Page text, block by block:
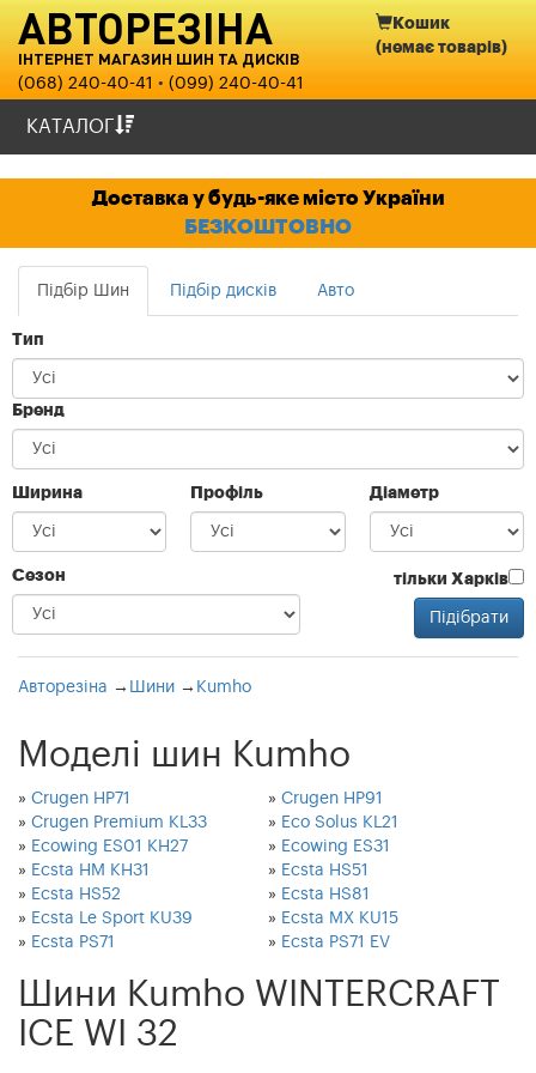
АВТОРЕЗІНА
ІНТЕРНЕТ МАГАЗИН ШИН ТА ДИСКІВ
Кошик
(немає товарів)
(068) 240-40-41 • (099) 240-40-41
КАТАЛОГ
ШИНИ
ОПЛАТА ТА ДОСТАВКА
КОНТАКТИ
Доставка у будь-яке місто України
БЕЗКОШТОВНО
Підбір Шин Підбір дисків Авто
Тип
Бренд
Ширина Профіль Діаметр
Сезон тільки Харків
Авторезіна → Шини → Kumho
Моделі шин Kumho
» Crugen HP71 » Crugen HP91
» Crugen Premium KL33 » Eco Solus KL21
» Ecowing ES01 KH27 » Ecowing ES31
» Ecsta HM KH31 » Ecsta HS51
» Ecsta HS52 » Ecsta HS81
» Ecsta Le Sport KU39 » Ecsta MX KU15
» Ecsta PS71 » Ecsta PS71 EV
Ecsta STX KL12 »Ecsta Spt KU31
»I Zen KW22
Шини Kumho WINTERCRAFT
ICE WI 32